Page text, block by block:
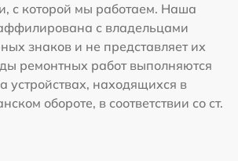
с которой мы работаем. Наша
с владельцами
знаков и не представляет их
ремонтных работ выполняются
устройствах, находящихся в
обороте, в соответствии со ст.